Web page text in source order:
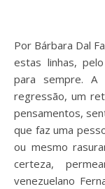
Por Bárbara Dal Fabbro Neste momento, enquanto você lê
estas linhas,
para sempre.
regressão, um
pensamentos,
que faz uma
ou mesmo
certeza,
venezuelano